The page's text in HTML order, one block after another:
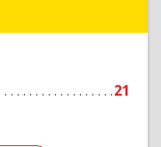
21
Подробнее